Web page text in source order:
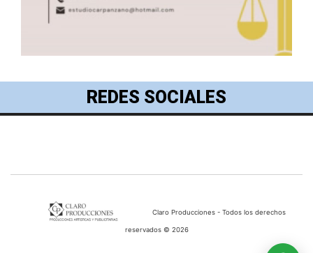
REDES SOCIALES
Claro Producciones - Todos los derechos
reservados © 2026